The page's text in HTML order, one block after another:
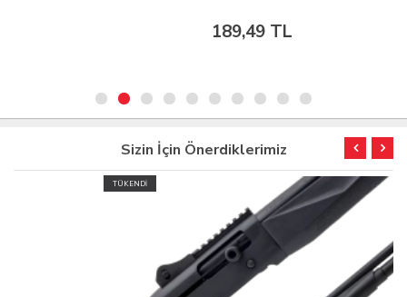
189,49 TL
Sizin İçin Önerdiklerimiz